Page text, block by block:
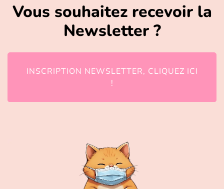
Vous souhaitez recevoir la
Newsletter ?
INSCRIPTION NEWSLETTER, CLIQUEZ ICI
!